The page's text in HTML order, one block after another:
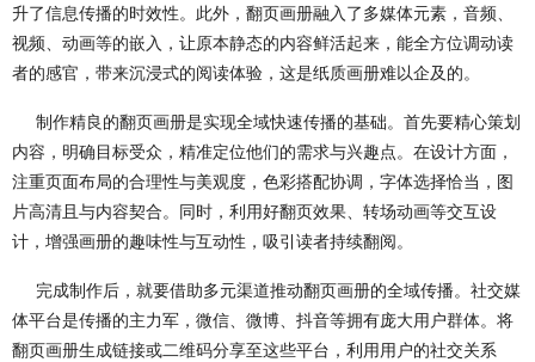
升了信息传播的时效性。此外，翻页画册融入了多媒体元素，音频、
视频、动画等的嵌入，让原本静态的内容鲜活起来，能全方位调动读
者的感官，带来沉浸式的阅读体验，这是纸质画册难以企及的。
制作精良的翻页画册是实现全域快速传播的基础。首先要精心策划
内容，明确目标受众，精准定位他们的需求与兴趣点。在设计方面，
注重页面布局的合理性与美观度，色彩搭配协调，字体选择恰当，图
片高清且与内容契合。同时，利用好翻页效果、转场动画等交互设
计，增强画册的趣味性与互动性，吸引读者持续翻阅。
完成制作后，就要借助多元渠道推动翻页画册的全域传播。社交媒
体平台是传播的主力军，微信、微博、抖音等拥有庞大用户群体。将
翻页画册生成链接或二维码分享至这些平台，利用用户的社交关系